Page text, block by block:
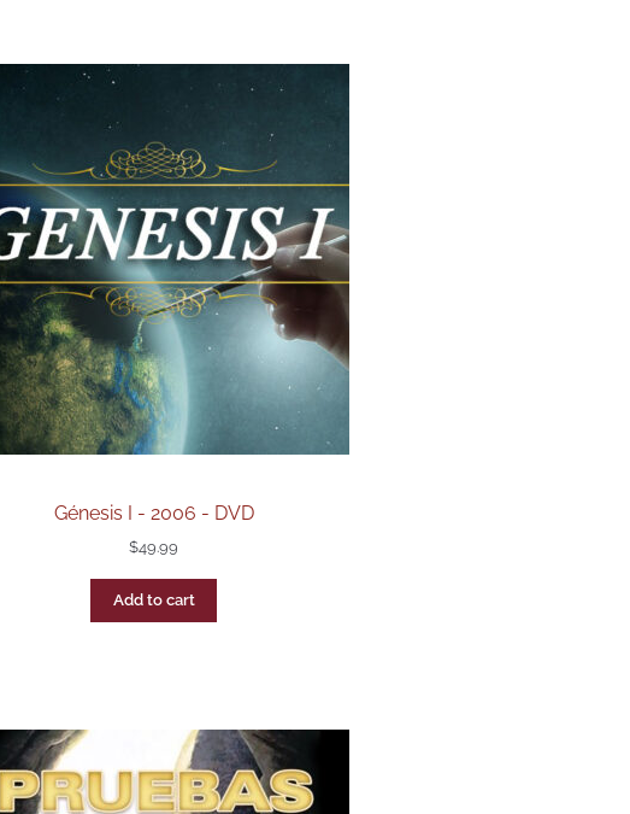
Génesis I - 2006 - DVD
$49.99
Add to cart